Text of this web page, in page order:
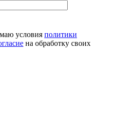
условия политики
на обработку своих